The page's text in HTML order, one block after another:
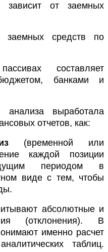
зависит от заемных
заемных средств по
составляет
банками и
анализа выработала
отчетов, как:
(временной или
каждой позиции
периодом в
виде с тем, чтобы
абсолютные и
(отклонения). В
именно расчет
таблиц.